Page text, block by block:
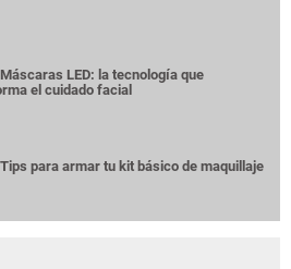
Máscaras LED: la tecnología que
el cuidado facial
Tips para armar tu kit básico de maquillaje